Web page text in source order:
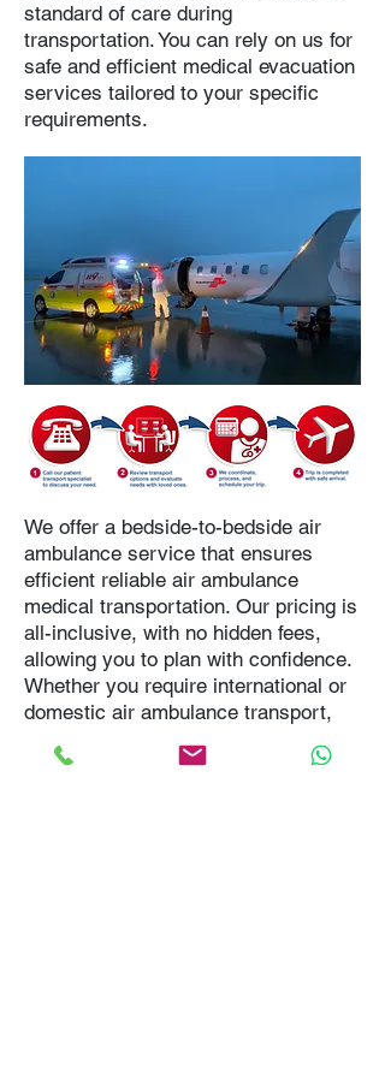
standard of care during
transportation. You can rely on us for
safe and efficient medical evacuation
services tailored to your specific
requirements.
We offer a bedside-to-bedside air
ambulance service that ensures
efficient reliable air ambulance
medical transportation. Our pricing is
all-inclusive, with no hidden fees,
allowing you to plan with confidence.
Whether you require international or
domestic air ambulance transport,
we are committed to delivering the
highest standard of care and safety